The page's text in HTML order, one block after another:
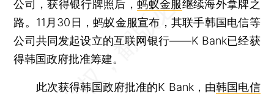
公司，获得银行牌照后，蚂蚁金服继续海外拿牌之
路。11月30日，蚂蚁金服宣布，其联手韩国电信等
公司共同发起设立的互联网银行——K Bank已经获
得韩国政府批准筹建。
此次获得韩国政府批准的K Bank，由韩国电信